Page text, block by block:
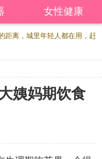
女性健康
距离，城里年轻人都在用，赶
姨妈期饮食